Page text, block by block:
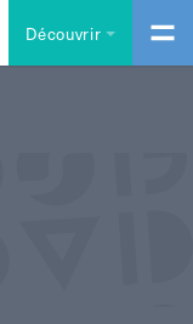
Découvrir